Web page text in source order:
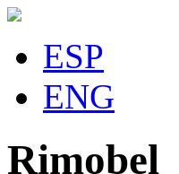
ESP
ENG
Rimobel